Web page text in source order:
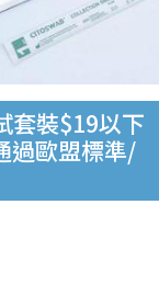
套裝$19以下
過歐盟標準/